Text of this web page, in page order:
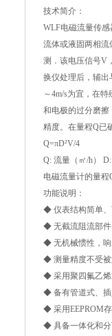
技术简介：
WLF电磁流量传
流体或液固两相
测．该电压信号V
换仪处理后，辅
～4m/s为宜，在
和电极的过分磨擦
精度。在量程Q已
Q=πD²V/4
Q: 流量（㎡/h）
电磁流量计的量程
功能说明：
◆ 仪表结构简单、
◆ 无截流阻流部件
◆ 无机械惯性，响
◆ 测量精度不受被
◆ 采用聚四氟乙烯
◆ 备有管道式、
◆ 采用EEPROM
◆ 具备一体化和